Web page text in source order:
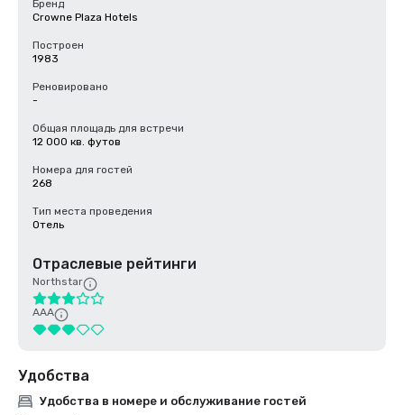
Бренд
Crowne Plaza Hotels
Построен
1983
Реновировано
-
Общая площадь для встречи
12 000 кв. футов
Номера для гостей
268
Тип места проведения
Отель
Отраслевые рейтинги
Northstar
AAA
Удобства
Удобства в номере и обслуживание гостей